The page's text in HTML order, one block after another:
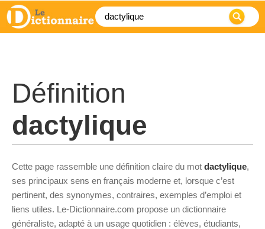
Définition
dactylique
Cette page rassemble une définition claire du mot dactylique,
ses principaux sens en français moderne et, lorsque c’est
pertinent, des synonymes, contraires, exemples d’emploi et
liens utiles. Le-Dictionnaire.com propose un dictionnaire
généraliste, adapté à un usage quotidien : élèves, étudiants,